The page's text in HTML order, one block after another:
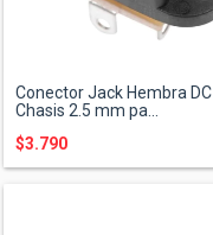
Conector Jack Hembra DC
Chasis 2.5 mm pa...
$3.790